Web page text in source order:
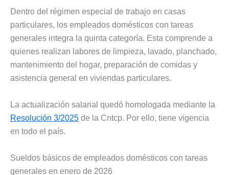
Dentro del régimen especial de trabajo en casas
particulares, los empleados domésticos con tareas
generales integra la quinta categoría. Esta comprende a
quienes realizan labores de limpieza, lavado, planchado,
mantenimiento del hogar, preparación de comidas y
asistencia general en viviendas particulares.
La actualización salarial quedó homologada mediante la
Resolución 3/2025 de la Cntcp. Por ello, tiene vigencia
en todo el país.
Sueldos básicos de empleados domésticos con tareas
generales en enero de 2026